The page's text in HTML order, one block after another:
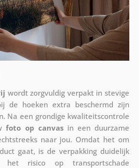
wordt zorgvuldig verpakt in stevige
de hoeken extra beschermd zijn
Na een grondige kwaliteitscontrole
foto op canvasin een duurzame
naar jou. Omdat het om
gaat, is de verpakking duidelijk
het risico op transportschade